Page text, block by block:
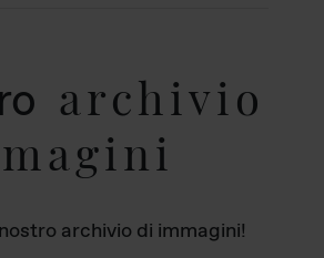
archivio
archivio di immagini!